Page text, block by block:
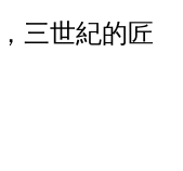
三世紀的匠